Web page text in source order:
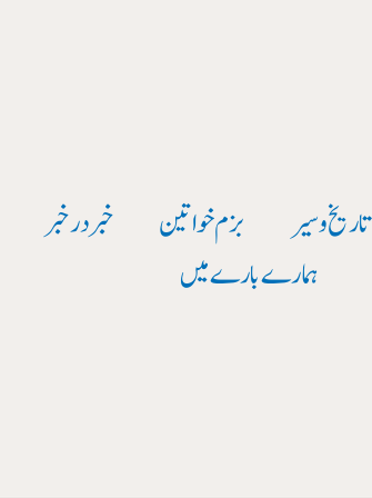
تاریخ وسیر بزم خواتین خبر در خبر
ہمارے بارے میں